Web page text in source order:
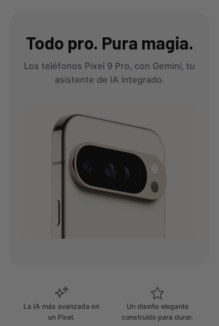
Todo pro. Pura magia.
Los teléfonos Pixel 9 Pro, con Gemini, tu
asistente de IA integrado.
La IA más avanzada en
un Pixel.
Un diseño elegante
construido para durar.